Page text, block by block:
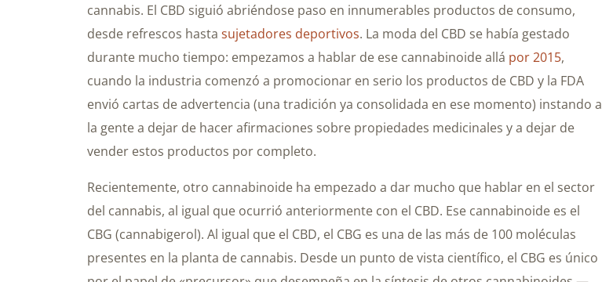
cannabis. El CBD siguió abriéndose paso en innumerables productos de consumo,
desde refrescos hasta sujetadores deportivos. La moda del CBD se había gestado
durante mucho tiempo: empezamos a hablar de ese cannabinoide allá por 2015,
cuando la industria comenzó a promocionar en serio los productos de CBD y la FDA
envió cartas de advertencia (una tradición ya consolidada en ese momento) instando a
la gente a dejar de hacer afirmaciones sobre propiedades medicinales y a dejar de
vender estos productos por completo.
Recientemente, otro cannabinoide ha empezado a dar mucho que hablar en el sector
del cannabis, al igual que ocurrió anteriormente con el CBD. Ese cannabinoide es el
CBG (cannabigerol). Al igual que el CBD, el CBG es una de las más de 100 moléculas
presentes en la planta de cannabis. Desde un punto de vista científico, el CBG es único